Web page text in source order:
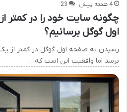
4 هفته پیش 23
چگونه سایت خود را در کمتر
اول گوگل برسانیم؟
رسیدن به صفحه اول گوگل در کمتر از
برسد اما واقعیت این است که…